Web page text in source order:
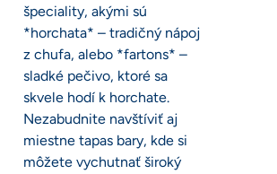
špeciality, akými sú
*horchata* – tradičný nápoj
z chufa, alebo *fartons* –
sladké pečivo, ktoré sa
skvele hodí k horchate.
Nezabudnite navštíviť aj
miestne tapas bary, kde si
môžete vychutnať široký